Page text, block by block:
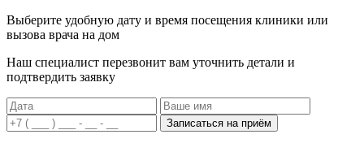
Выберите удобную дату и время посещения клиники или
вызова врача на дом
Наш специалист перезвонит вам уточнить детали и
подтвердить заявку
Записаться на приём